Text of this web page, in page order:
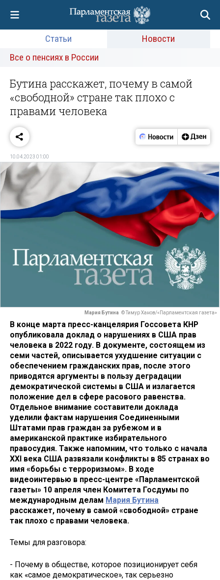
Статьи
Новости
Все о пенсиях в России
Бутина расскажет, почему в самой
«свободной» стране так плохо с
правами человека
10.04.2023 01:00
Мария Бутина © Тимур Ханов/«Парламентская газета»
В конце марта пресс-канцелярия Госсовета КНР
опубликовала доклад о нарушениях в США прав
человека в 2022 году. В документе, состоящем из
семи частей, описывается ухудшение ситуации с
обеспечением гражданских прав, после этого
приводятся аргументы в пользу деградации
демократической системы в США и излагается
положение дел в сфере расового равенства.
Отдельное внимание составители доклада
уделили фактам нарушения Соединенными
Штатами прав граждан за рубежом и в
американской практике избирательного
правосудия. Также напомним, что только с начала
XXI века США развязали конфликты в 85 странах во
имя «борьбы с терроризмом». В ходе
видеоинтервью в пресс-центре «Парламентской
газеты» 10 апреля член Комитета Госдумы по
международным делам Мария Бутина
расскажет, почему в самой «свободной» стране
так плохо с правами человека.
Темы для разговора:
- Почему в обществе, которое позиционирует себя
как «самое демократическое», так серьезно